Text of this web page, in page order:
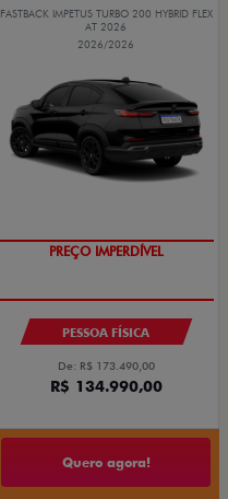
FASTBACK IMPETUS TURBO 200 HYBRID FLEX
AT 2026
2026/2026
PESSOA FÍSICA
De: R$ 173.490,00
R$ 134.990,00
Quero agora!